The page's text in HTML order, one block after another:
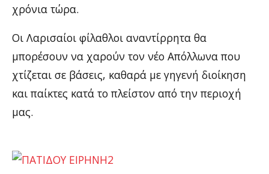
χρόνια τώρα.
Οι Λαρισαίοι φίλαθλοι αναντίρρητα θα
μπορέσουν να χαρούν τον νέο Απόλλωνα που
χτίζεται σε βάσεις, καθαρά με γηγενή διοίκηση
και παίκτες κατά το πλείστον από την περιοχή
μας.